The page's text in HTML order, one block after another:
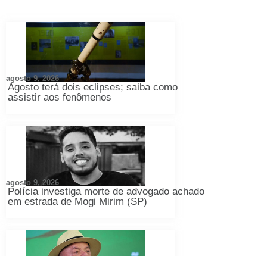
Agosto terá dois eclipses; saiba como
assistir aos fenômenos
agosto 9, 2026
Polícia investiga morte de advogado achado
em estrada de Mogi Mirim (SP)
agosto 9, 2026